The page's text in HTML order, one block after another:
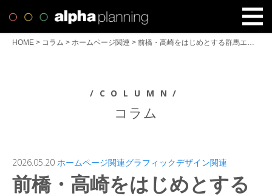
HOME > コラム > ホームページ関連 > 前橋・高崎をはじめとする群馬エリアで会社案内パンフレットを作るなら
/COLUMN/
コラム
2026.05.20 ホームページ関連グラフィックデザイン関連
前橋・高崎をはじめとする